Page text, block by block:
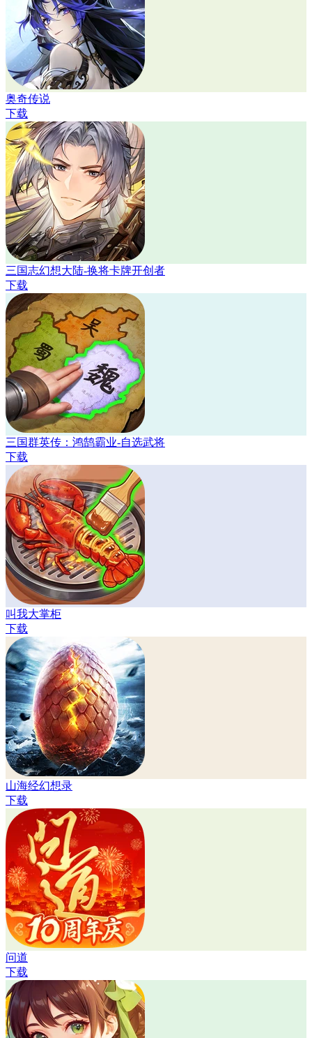
奥奇传说
下载
三国志幻想大陆-换将卡牌开创者
下载
三国群英传：鸿鹄霸业-自选武将
下载
叫我大掌柜
下载
山海经幻想录
下载
问道
下载